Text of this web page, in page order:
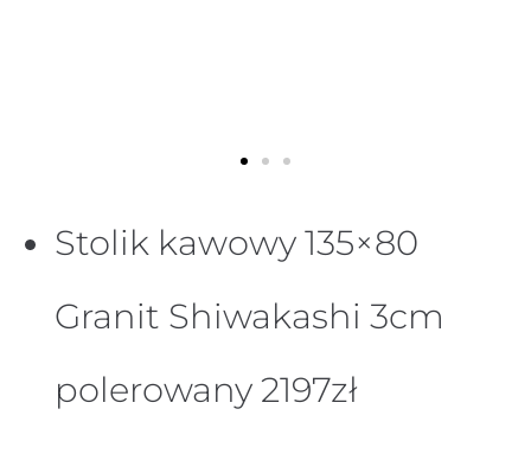
Stolik kawowy 135×80
Granit Shiwakashi 3cm
polerowany 2197zł